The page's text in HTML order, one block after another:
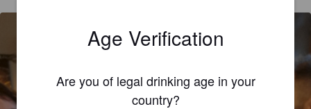
Age Verification
Are you of legal drinking age in your
country?